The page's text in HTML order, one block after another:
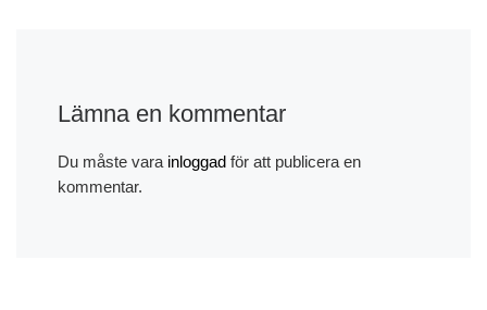
Lämna en kommentar
Du måste vara inloggadför att publicera en
kommentar.